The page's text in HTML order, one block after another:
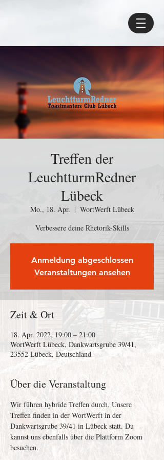
Treffen der
LeuchtturmRedner
Lübeck
Mo., 18. Apr.
  |
WortWerft Lübeck
Verbessere deine Rhetorik-Skills
Anmeldung abgeschlossen
Veranstaltungen ansehen
Zeit & Ort
18. Apr. 2022, 19:00 – 21:00
WortWerft Lübeck, Dankwartsgrube 39/41,
23552 Lübeck, Deutschland
Über die Veranstaltung
Wir führen hybride Treffen durch. Unsere
Treffen finden in der WortWerft in der
Dankwartsgrube 39/41 in Lübeck statt. Du
kannst uns ebenfalls über die Plattform Zoom
besuchen.